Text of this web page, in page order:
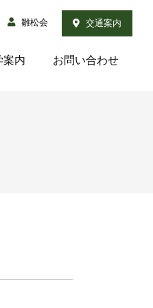
雛松会 交通案内
案内 お問い合わせ